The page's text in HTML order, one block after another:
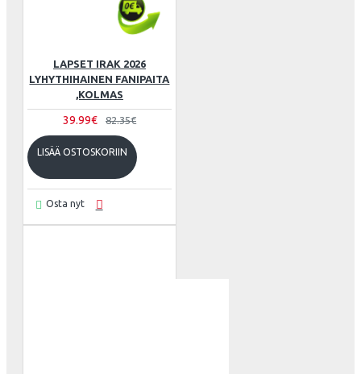
LAPSET IRAK 2026
LYHYTHIHAINEN FANIPAITA
,KOLMAS
39.99€ 82.35€
LISÄÄ OSTOSKORIIN
Osta nyt